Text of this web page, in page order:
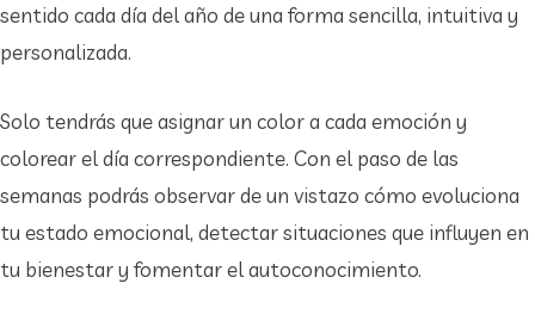
sentido cada día del año de una forma sencilla, intuitiva y
personalizada.
Solo tendrás que asignar un color a cada emoción y
colorear el día correspondiente. Con el paso de las
semanas podrás observar de un vistazo cómo evoluciona
tu estado emocional, detectar situaciones que influyen en
tu bienestar y fomentar el autoconocimiento.